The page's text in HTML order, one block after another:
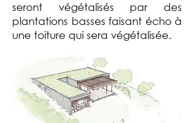
seront végétalisés par des
plantations basses faisant écho à
une toiture qui sera végétalisée.